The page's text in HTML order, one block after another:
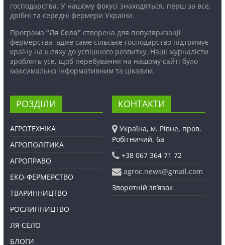
господарства. У нашому фокусі знаходяться, перш за все,
дрібні та середні фермери України.
Програма “Ля Село”створена для популяризації
фермерства, адже саме сільське господарство підтримує
країну на шляху до успішного розвитку. Наші журналісти
зроблять усе, щоб перебування на нашому сайті було
максимально інформативним та цікавим.
РОЗДІЛИ
АГРОТЕХНІКА
АГРОПОЛІТИКА
АГРОПРАВО
ЕКО-ФЕРМЕРСТВО
ТВАРИННИЦТВО
РОСЛИННИЦТВО
ЛЯ СЕЛО
БЛОГИ
КОНТАКТИ
Україна, м. Рівне, пров.
Робітничий, 6а
+38 067 364 71 72
agroc.news@gmail.com
Зворотній зв’язок